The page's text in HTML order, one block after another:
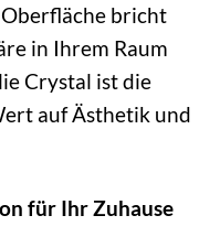
bricht
in Ihrem Raum
Crystal ist die
auf Ästhetik und
für Ihr Zuhause